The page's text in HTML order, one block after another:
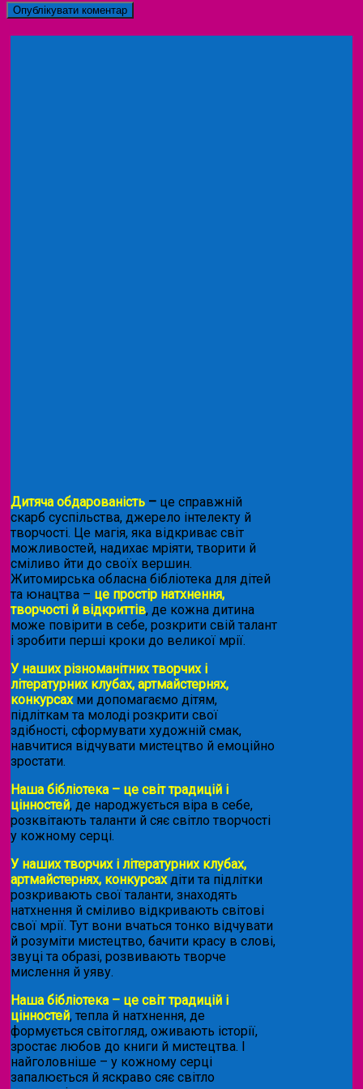
Дитяча обдарованість – це справжній
скарб суспільства, джерело інтелекту й
творчості. Це магія, яка відкриває світ
можливостей, надихає мріяти, творити й
сміливо йти до своїх вершин.
Житомирська обласна бібліотека для дітей
та юнацтва – це простір натхнення,
творчості й відкриттів, де кожна дитина
може повірити в себе, розкрити свій талант
і зробити перші кроки до великої мрії.
У наших різноманітних творчих і
літературних клубах, артмайстернях,
конкурсахми допомагаємо дітям,
підліткам та молоді розкрити свої
здібності, сформувати художній смак,
навчитися відчувати мистецтво й емоційно
зростати.
Наша бібліотека – це світ традицій і
цінностей, де народжується віра в себе,
розквітають таланти й сяє світло творчості
у кожному серці.
У наших творчих і літературних клубах,
артмайстернях, конкурсахдіти та підлітки
розкривають свої таланти, знаходять
натхнення й сміливо відкривають світові
свої мрії. Тут вони вчаться тонко відчувати
й розуміти мистецтво, бачити красу в слові,
звуці та образі, розвивають творче
мислення й уяву.
Наша бібліотека – це світ традицій і
цінностей, тепла й натхнення, де
формується світогляд, оживають історії,
зростає любов до книги й мистецтва. І
найголовніше – у кожному серці
запалюється й яскраво сяє світло